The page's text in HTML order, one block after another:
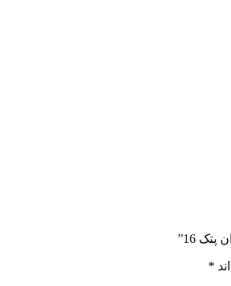
16”
*